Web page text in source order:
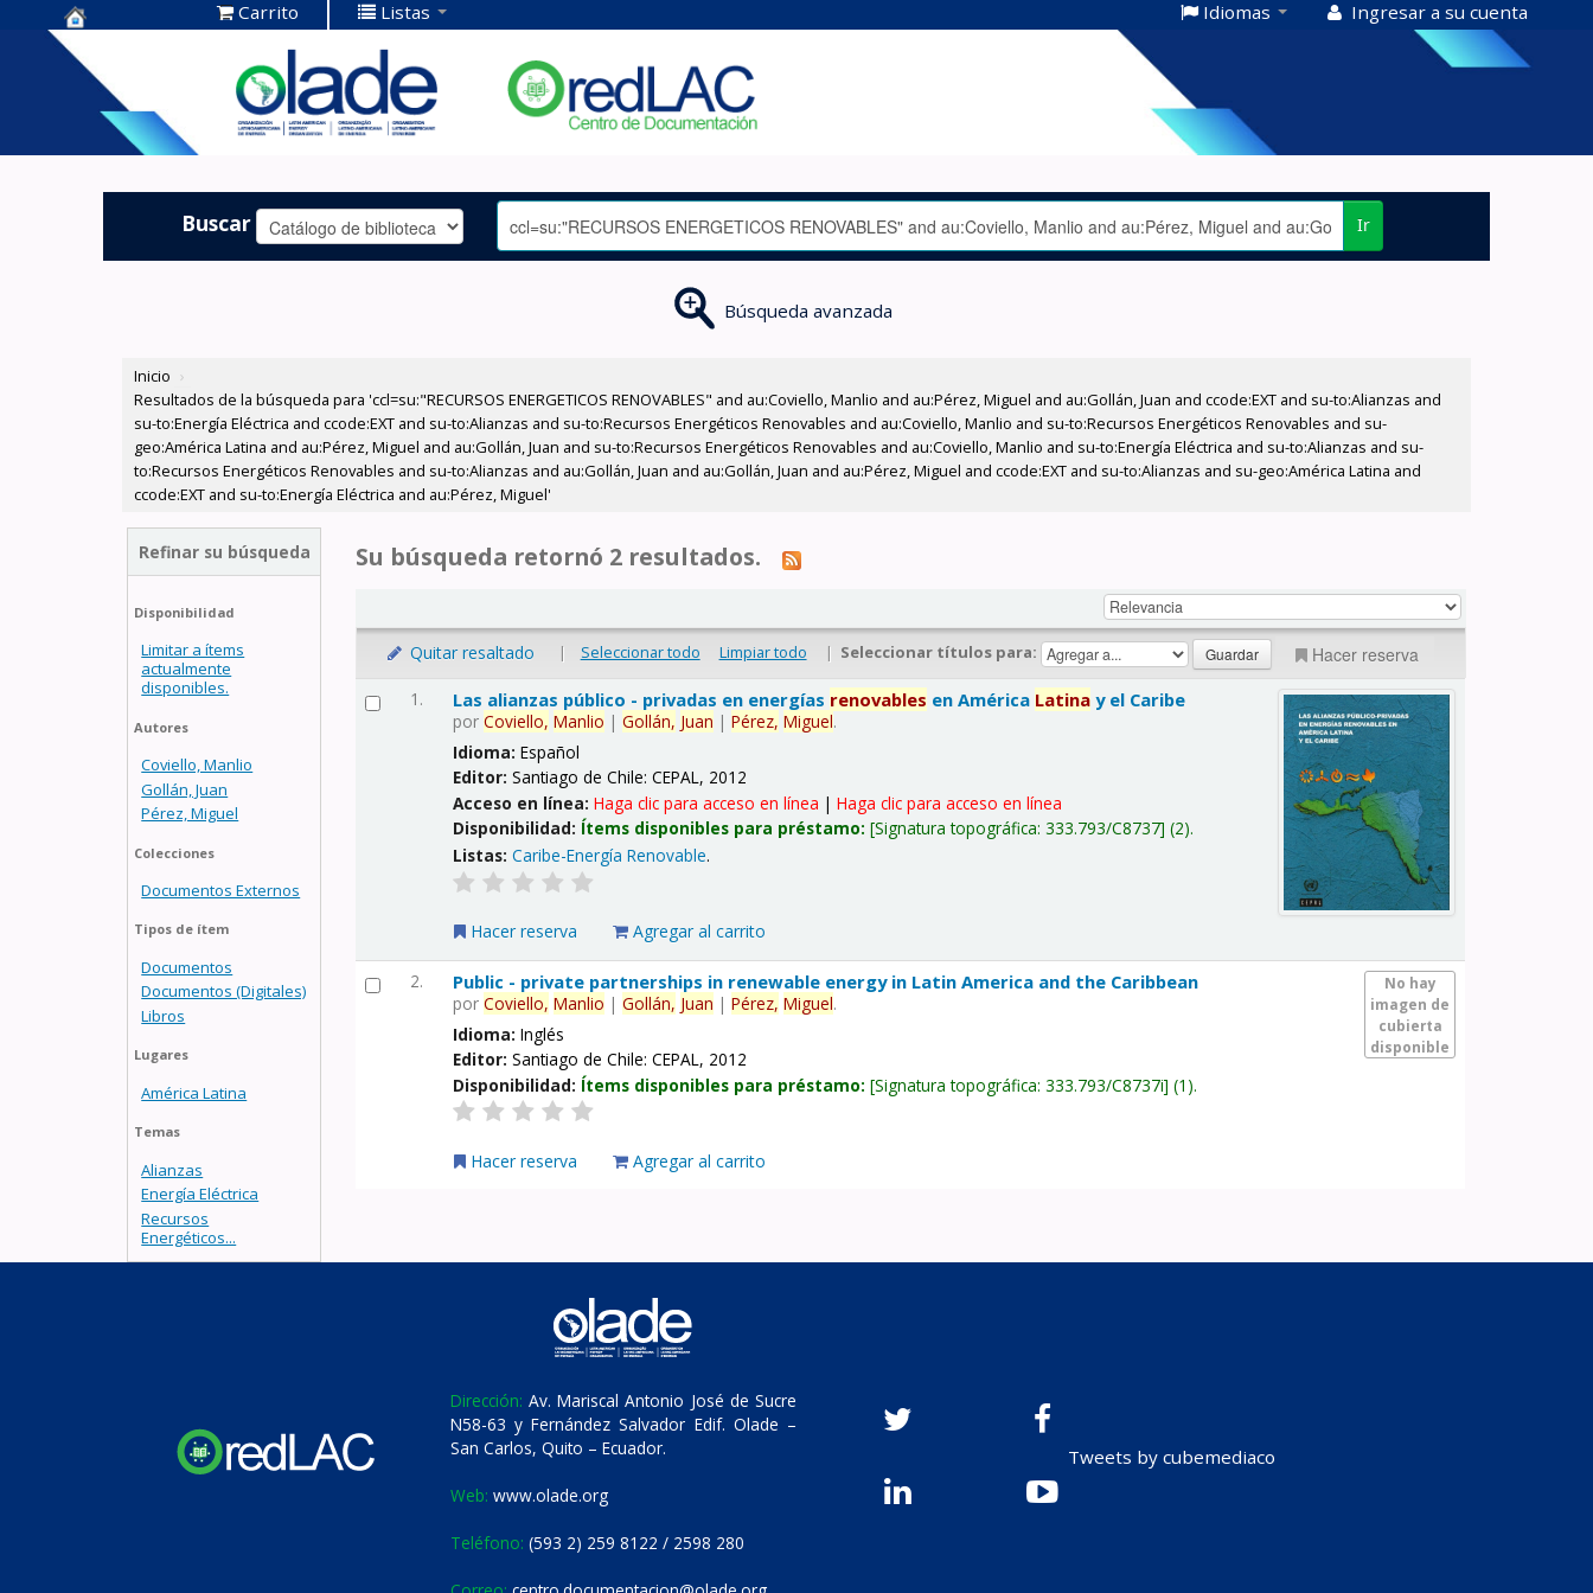
Centro de
Documentación
OLADE -
Carrito Listas Idiomas Ingresar a su cuenta
Buscar Ir
Búsqueda avanzada
Inicio ›
Resultados de la búsqueda para 'ccl=su:"RECURSOS ENERGETICOS RENOVABLES" and au:Coviello, Manlio and au:Pérez, Miguel and au:Gollán, Juan and ccode:EXT and su-to:Alianzas and
su-to:Energía Eléctrica and ccode:EXT and su-to:Alianzas and su-to:Recursos Energéticos Renovables and au:Coviello, Manlio and su-to:Recursos Energéticos Renovables and su-
geo:América Latina and au:Pérez, Miguel and au:Gollán, Juan and su-to:Recursos Energéticos Renovables and au:Coviello, Manlio and su-to:Energía Eléctrica and su-to:Alianzas and su-
to:Recursos Energéticos Renovables and su-to:Alianzas and au:Gollán, Juan and au:Gollán, Juan and au:Pérez, Miguel and ccode:EXT and su-to:Alianzas and su-geo:América Latina and
ccode:EXT and su-to:Energía Eléctrica and au:Pérez, Miguel'
Refinar su búsqueda
Disponibilidad
Limitar a ítems
actualmente
disponibles.
Autores
Coviello, Manlio
Gollán, Juan
Pérez, Miguel
Colecciones
Documentos Externos
Tipos de ítem
Documentos
Documentos (Digitales)
Libros
Lugares
América Latina
Temas
Alianzas
Energía Eléctrica
Recursos
Energéticos...
Su búsqueda retornó 2 resultados.
Quitar resaltado | Seleccionar todo Limpiar todo | Seleccionar títulos para: Hacer reserva
1. Las alianzas público - privadas en energías renovables en América Latina y el Caribe
porCoviello, Manlio |Gollán, Juan |Pérez, Miguel.
Idioma:Español
Editor:Santiago de Chile: CEPAL, 2012
Acceso en línea:Haga clic para acceso en línea |Haga clic para acceso en línea
Disponibilidad: Ítems disponibles para préstamo: Signatura topográfica:333.793/C8737 (2).
Listas: Caribe-Energía Renovable.
Hacer reserva Agregar al carrito
2.
No hay
imagen de
cubierta
disponible
Public - private partnerships in renewable energy in Latin America and the Caribbean
porCoviello, Manlio |Gollán, Juan |Pérez, Miguel.
Idioma:Inglés
Editor:Santiago de Chile: CEPAL, 2012
Disponibilidad: Ítems disponibles para préstamo: Signatura topográfica:333.793/C8737i (1).
Hacer reserva Agregar al carrito
Dirección: Av. Mariscal Antonio José de Sucre
N58-63 y Fernández Salvador Edif. Olade –
San Carlos, Quito – Ecuador.
Web: www.olade.org
Teléfono: (593 2) 259 8122 / 2598 280
Tweets by cubemediaco